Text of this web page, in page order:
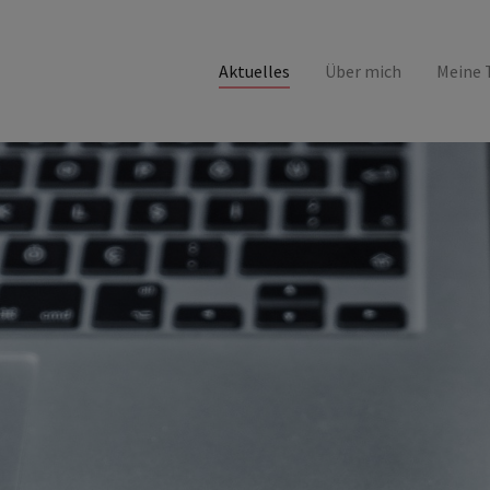
Aktuelles Über mich Meine